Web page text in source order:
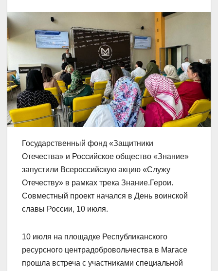
Государственный фонд «Защитники
Отечества» и Российское общество «Знание»
запустили Всероссийскую акцию «Служу
Отечеству» в рамках трека Знание.Герои.
Совместный проект начался в День воинской
славы России, 10 июля.
10 июля на площадке Республиканского
ресурсного центрадобровольчества в Магасе
прошла встреча с участниками специальной